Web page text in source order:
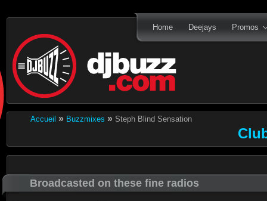
Home Deejays Promos
Accueil » Buzzmixes » Steph Blind Sensation
Broadcasted on these fine radios